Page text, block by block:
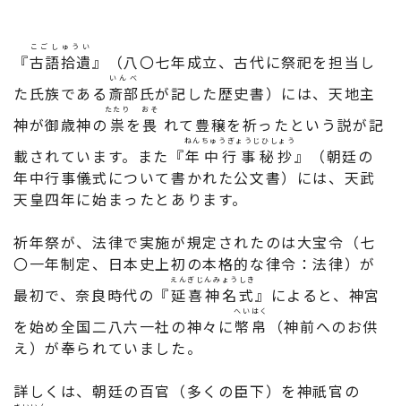
『古語拾遺
こごしゅうい
』（八〇七年成立、古代に祭祀を担当し
た氏族である 斎部
いんべ
氏が記した歴史書）には、天地主
神が御歳神の 祟
たたり
を畏
おそ
れて豊穣を祈ったという説が記
載されています。また『年中行事秘抄
ねんちゅうぎょうじひしょう
』（朝廷の
年中行事儀式について書かれた公文書）には、天武
天皇四年に始まったとあります。
祈年祭が、法律で実施が規定されたのは大宝令（七
〇一年制定、日本史上初の本格的な律令：法律）が
最初で、奈良時代の『延喜神名式
えんぎじんみょうしき
』によると、神宮
を始め全国二八六一社の神々に幣帛
へいはく
（神前へのお供
え）が奉られていました。
詳しくは、朝廷の百官（多くの臣下）を神祇官の